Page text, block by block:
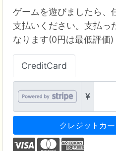
ゲームを遊びましたら、
支払いください。支払っ
なります(0円は最低評価)
CreditCard
クレジットカ